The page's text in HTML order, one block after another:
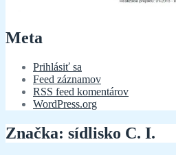
Meta
Prihlásiť sa
Feed záznamov
RSS feed komentárov
WordPress.org
Značka: sídlisko C. I.